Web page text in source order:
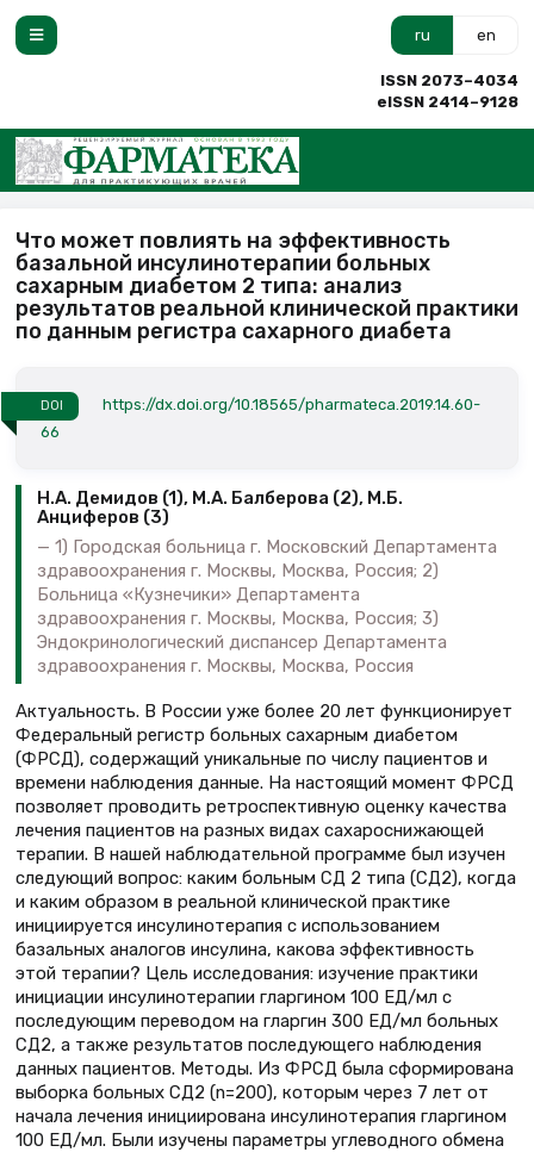
ru en
ISSN 2073–4034
eISSN 2414–9128
Что может повлиять на эффективность
базальной инсулинотерапии больных
сахарным диабетом 2 типа: анализ
результатов реальной клинической практики
по данным регистра сахарного диабета
DOI
https://dx.doi.org/10.18565/pharmateca.2019.14.60-
66
Н.А. Демидов (1), М.А. Балберова (2), М.Б.
Анциферов (3)
1) Городская больница г. Московский Департамента
здравоохранения г. Москвы, Москва, Россия; 2)
Больница «Кузнечики» Департамента
здравоохранения г. Москвы, Москва, Россия; 3)
Эндокринологический диспансер Департамента
здравоохранения г. Москвы, Москва, Россия
Актуальность. В России уже более 20 лет функционирует
Федеральный регистр больных сахарным диабетом
(ФРСД), содержащий уникальные по числу пациентов и
времени наблюдения данные. На настоящий момент ФРСД
позволяет проводить ретроспективную оценку качества
лечения пациентов на разных видах сахароснижающей
терапии. В нашей наблюдательной программе был изучен
следующий вопрос: каким больным СД 2 типа (СД2), когда
и каким образом в реальной клинической практике
инициируется инсулинотерапия с использованием
базальных аналогов инсулина, какова эффективность
этой терапии? Цель исследования: изучение практики
инициации инсулинотерапии гларгином 100 ЕД/мл с
последующим переводом на гларгин 300 ЕД/мл больных
СД2, а также результатов последующего наблюдения
данных пациентов. Методы. Из ФРСД была сформирована
выборка больных СД2 (n=200), которым через 7 лет от
начала лечения инициирована инсулинотерапия гларгином
100 ЕД/мл. Были изучены параметры углеводного обмена